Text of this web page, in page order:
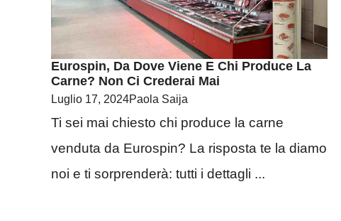
Eurospin, Da Dove Viene E Chi Produce La
Carne? Non Ci Crederai Mai
Luglio 17, 2024Paola Saija
Ti sei mai chiesto chi produce la carne
venduta da Eurospin? La risposta te la diamo
noi e ti sorprenderà: tutti i dettagli ...